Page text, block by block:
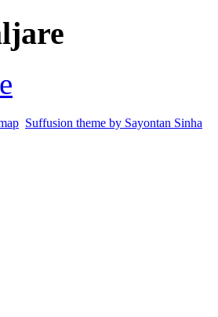
Suffusion theme by Sayontan Sinha